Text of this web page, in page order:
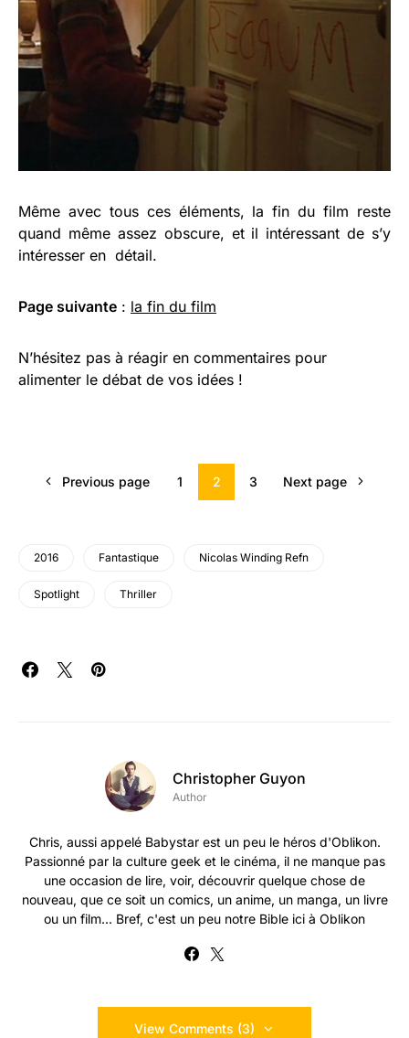
Même avec tous ces éléments, la fin du film reste
quand même assez obscure, et il intéressant de s’y
intéresser en détail.
Page suivante : la fin du film
N’hésitez pas à réagir en commentaires pour
alimenter le débat de vos idées !
Previous page 1 2 3 Next page
2016 Fantastique Nicolas Winding Refn
Spotlight Thriller
Christopher Guyon
Author
Chris, aussi appelé Babystar est un peu le héros d'Oblikon.
Passionné par la culture geek et le cinéma, il ne manque pas
une occasion de lire, voir, découvrir quelque chose de
nouveau, que ce soit un comics, un anime, un manga, un livre
ou un film... Bref, c'est un peu notre Bible ici à Oblikon
View Comments (3)